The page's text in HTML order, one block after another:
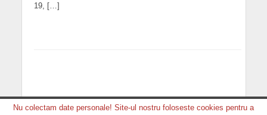
19, […]
Nu colectam date personale! Site-ul nostru foloseste cookies pentru a